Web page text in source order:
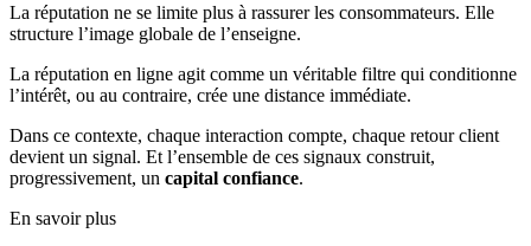
La réputation ne se limite plus à rassurer les consommateurs. Elle
structure l’image globale de l’enseigne.
La réputation en ligne agit comme un véritable filtre qui conditionne
l’intérêt, ou au contraire, crée une distance immédiate.
Dans ce contexte, chaque interaction compte, chaque retour client
devient un signal. Et l’ensemble de ces signaux construit,
progressivement, un capital confiance.
En savoir plus